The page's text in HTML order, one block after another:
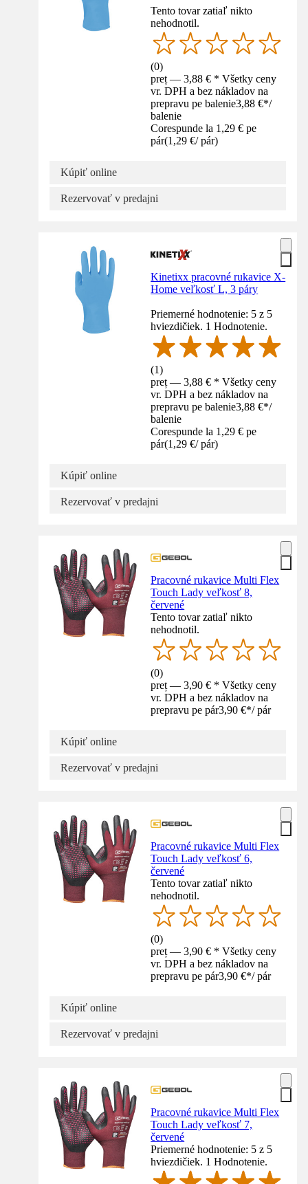
Tento tovar zatiaľ nikto
nehodnotil.
(0)
preț — 3,88 € * Všetky ceny
vr. DPH a bez nákladov na
prepravu pe balenie3,88 €*/
balenie
Corespunde la 1,29 € pe
pár(1,29 €/ pár)
Kúpiť online
Rezervovať v predajni
Kinetixx pracovné rukavice X-
Home veľkosť L, 3 páry
Priemerné hodnotenie: 5 z 5
hviezdičiek. 1 Hodnotenie.
(1)
preț — 3,88 € * Všetky ceny
vr. DPH a bez nákladov na
prepravu pe balenie3,88 €*/
balenie
Corespunde la 1,29 € pe
pár(1,29 €/ pár)
Kúpiť online
Rezervovať v predajni
Pracovné rukavice Multi Flex
Touch Lady veľkosť 8,
červené
Tento tovar zatiaľ nikto
nehodnotil.
(0)
preț — 3,90 € * Všetky ceny
vr. DPH a bez nákladov na
prepravu pe pár3,90 €*/ pár
Kúpiť online
Rezervovať v predajni
Pracovné rukavice Multi Flex
Touch Lady veľkosť 6,
červené
Tento tovar zatiaľ nikto
nehodnotil.
(0)
preț — 3,90 € * Všetky ceny
vr. DPH a bez nákladov na
prepravu pe pár3,90 €*/ pár
Kúpiť online
Rezervovať v predajni
Pracovné rukavice Multi Flex
Touch Lady veľkosť 7,
červené
Priemerné hodnotenie: 5 z 5
hviezdičiek. 1 Hodnotenie.